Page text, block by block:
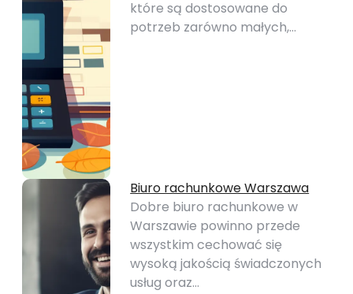
które są dostosowane do
potrzeb zarówno małych,…
Biuro rachunkowe Warszawa
Dobre biuro rachunkowe w
Warszawie powinno przede
wszystkim cechować się
wysoką jakością świadczonych
usług oraz…